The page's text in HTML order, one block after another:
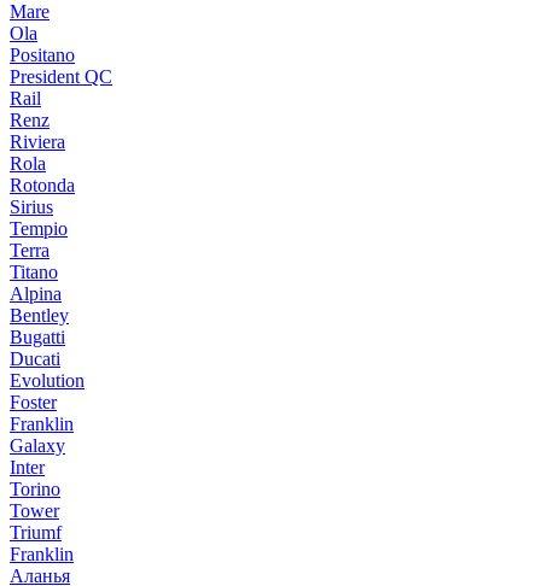
Mare
Ola
Positano
President QC
Rail
Renz
Riviera
Rola
Rotonda
Sirius
Tempio
Terra
Titano
Alpina
Bentley
Bugatti
Ducati
Evolution
Foster
Franklin
Galaxy
Inter
Torino
Tower
Triumf
Franklin
Аланья